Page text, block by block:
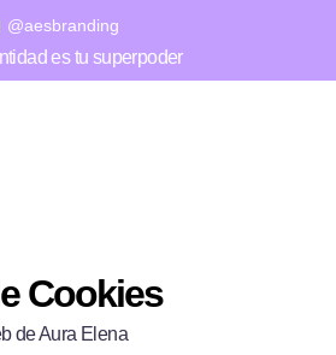
@aesbranding
es tu superpoder
Cookies
de Aura Elena